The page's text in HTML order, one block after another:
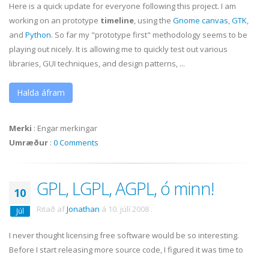
Here is a quick update for everyone following this project. I am
working on an prototype timeline, using the Gnome canvas,GTK,
and Python. So far my "prototype first" methodology seems to be
playing out nicely. It is allowing me to quickly test out various
libraries, GUI techniques, and design patterns, ...
Halda áfram
Merki : Engar merkingar
Umræður : 0 Comments
10
Júl
GPL, LGPL, AGPL, ó minn!
Ritað afJonathan á 10. júlí 2008 .
I never thought licensing free software would be so interesting.
Before I start releasing more source code, I figured it was time to